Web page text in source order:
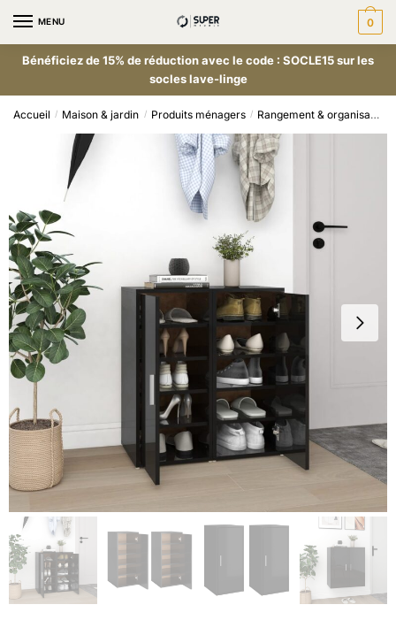
MENU 0
Bénéficiez de 15% de réduction avec le code : SOCLE15 sur les
socles lave-linge
Accueil / Maison & jardin / Produits ménagers / Rangement & organisation